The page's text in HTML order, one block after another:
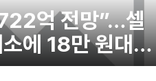
억 전망”…셀
에 18만 원대